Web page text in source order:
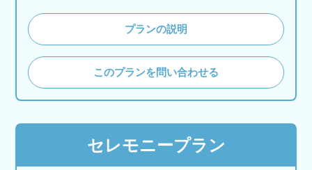
プランの説明
このプランを問い合わせる
セレモニープラン